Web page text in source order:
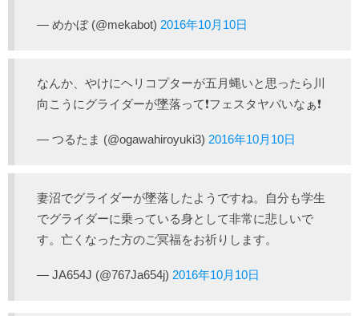
— めかぼ (@mekabot) 2016年10月10日
なんか、やけにヘリコプターが五月蝿いと思ったら川
向こうにグライダーが墜落って❗フェスタヤバいなぁ❗
— つるたま (@ogawahiroyuki3) 2016年10月10日
妻沼でグライダーが墜落したようですね。自分も学生
でグライダーに乗っている身として非常に悲しいで
す。亡くなった方のご冥福をお祈りします。
— JA654J (@767Ja654j) 2016年10月10日